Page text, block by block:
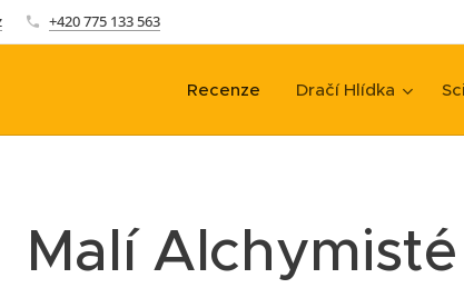
+420 775 133 563
Recenze Dračí Hlídka
Malí